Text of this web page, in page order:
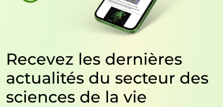
Recevez les dernières
actualités du secteur des
sciences de la vie